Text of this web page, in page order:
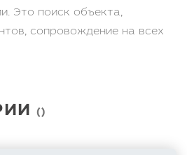
Это поиск объекта,
сопровождение на всех
()